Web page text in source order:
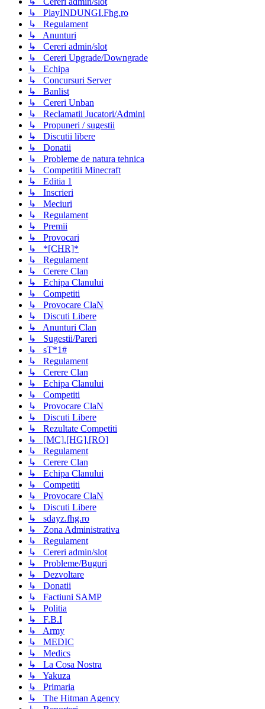
↳ PlayINDUNGI.Fhg.ro
↳ Regulament
↳ Anunturi
↳ Cereri admin/slot
↳ Cereri Upgrade/Downgrade
↳ Echipa
↳ Concursuri Server
↳ Banlist
↳ Cereri Unban
↳ Reclamatii Jucatori/Admini
↳ Propuneri / sugestii
↳ Discutii libere
↳ Donatii
↳ Probleme de natura tehnica
↳ Competitii Minecraft
↳ Editia 1
↳ Inscrieri
↳ Meciuri
↳ Regulament
↳ Premii
↳ Provocari
↳ *[CHR]*
↳ Regulament
↳ Cerere Clan
↳ Echipa Clanului
↳ Competiti
↳ Provocare ClaN
↳ Discuti Libere
↳ Anunturi Clan
↳ Sugestii/Pareri
↳ sT*1#
↳ Regulament
↳ Cerere Clan
↳ Echipa Clanului
↳ Competiti
↳ Provocare ClaN
↳ Discuti Libere
↳ Rezultate Competiti
↳ [MC].[HG].[RO]
↳ Regulament
↳ Cerere Clan
↳ Echipa Clanului
↳ Competiti
↳ Provocare ClaN
↳ Discuti Libere
↳ sdayz.fhg.ro
↳ Zona Administrativa
↳ Regulament
↳ Cereri admin/slot
↳ Probleme/Buguri
↳ Dezvoltare
↳ Donatii
↳ Factiuni SAMP
↳ Politia
↳ F.B.I
↳ Army
↳ MEDIC
↳ Medics
↳ La Cosa Nostra
↳ Yakuza
↳ Primaria
↳ The Hitman Agency